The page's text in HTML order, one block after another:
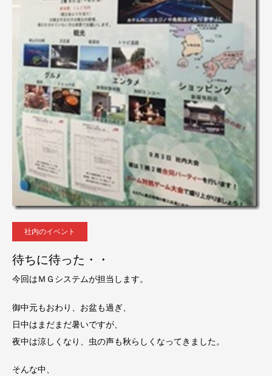
社内のイベント
待ちに待った・・
今回はＭＧシステムが担当します。
御中元もおわり、お盆も過ぎ、
日中はまだまだ暑いですが、
夜中は涼しくなり、虫の声も秋らしくなってきました。
そんな中、